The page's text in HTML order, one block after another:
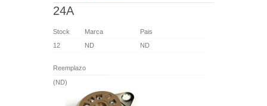
24A
Stock Marca
Pais
12
ND ND
Reemplazo
(ND)